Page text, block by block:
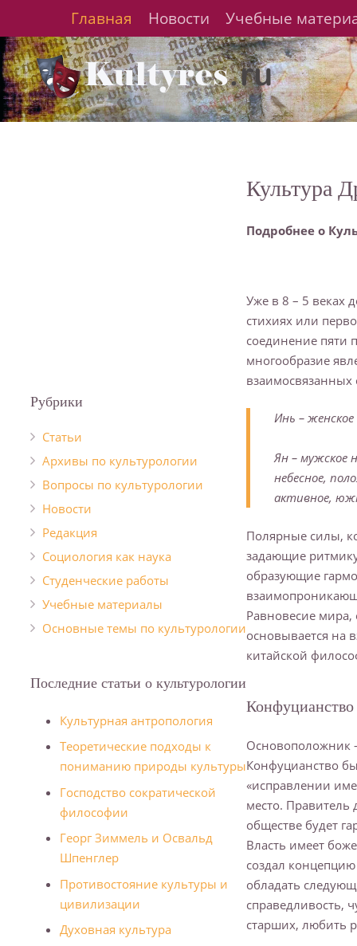
Главная Новости Учебные
Культура
Подробнее о
Уже в 8 – 5 веках
стихиях или
соединение пяти
многообразие
Инь –
Ян – мужское
небесное,
активное,
Полярные силы,
задающие
образующие
Равновесие мира,
основывается на
китайской
Конфуцианство
Основоположник
Конфуцианство
«исправлении
место.
обществе будет
Власть имеет
создал
обладать
справедливость,
старших, любить
Рубрики
Cтатьи
Архивы по культурологии
Вопросы по культурологии
Новости
Редакция
Социология как наука
Студенческие работы
Учебные материалы
Основные темы по культурологии
Последние статьи о культурологии
Культурная антропология
Теоретические подходы к
пониманию природы культуры
Господство сократической
философии
Георг Зиммель и Освальд
Шпенглер
Противостояние культуры и
цивилизации
Духовная культура